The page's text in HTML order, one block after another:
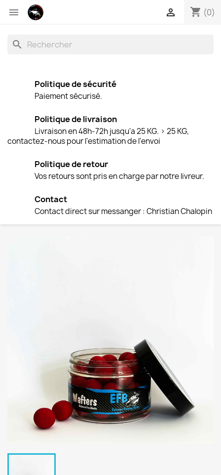
 shopping_cart (0)

search
Politique de sécurité
Paiement sécurisé.
Politique de livraison
Livraison en 48h-72h jusqu'a 25 KG. > 25 KG,
contactez-nous pour l'estimation de l'envoi
Politique de retour
Vos retours sont pris en charge par notre livreur.
Contact
Contact direct sur messanger : Christian Chalopin